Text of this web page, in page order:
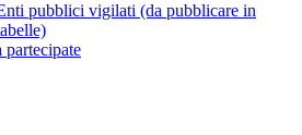
pubblici vigilati (da pubblicare in
partecipate